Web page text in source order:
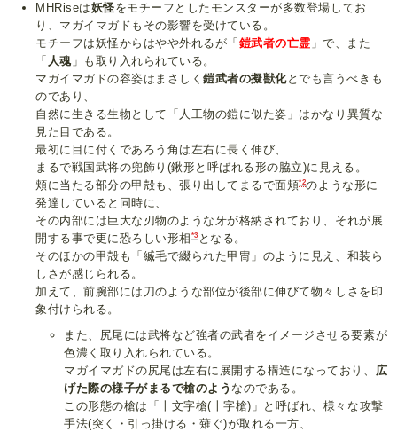
MHRiseは妖怪をモチーフとしたモンスターが多数登場してお
り、マガイマガドもその影響を受けている。
モチーフは妖怪からはやや外れるが「 鎧武者の亡霊 」で、また
「 人魂」も取り入れられている。
マガイマガドの容姿はまさしく鎧武者の擬獣化とでも言うべきも
のであり、
自然に生きる生物として「人工物の鎧に似た姿」はかなり異質な
見た目である。
最初に目に付くであろう角は左右に長く伸び、
まるで戦国武将の兜飾り(鍬形と呼ばれる形の脇立)に見える。
頬に当たる部分の甲殻も、張り出してまるで面頬*2のような形に
発達していると同時に、
その内部には巨大な刃物のような牙が格納されており、それが展
開する事で更に恐ろしい形相 *3となる。
そのほかの甲殻も「縅毛で綴られた甲冑」のように見え、和装ら
しさが感じられる。
加えて、前腕部には刀のような部位が後部に伸びて物々しさを印
象付けられる。
また、尻尾には武将など強者の武者をイメージさせる要素が
色濃く取り入れられている。
マガイマガドの尻尾は左右に展開する構造になっており、 広
げた際の様子がまるで槍のよう なのである。
この形態の槍は「十文字槍(十字槍)」と呼ばれ、様々な攻撃
手法(突く・引っ掛ける・薙ぐ)が取れる一方、